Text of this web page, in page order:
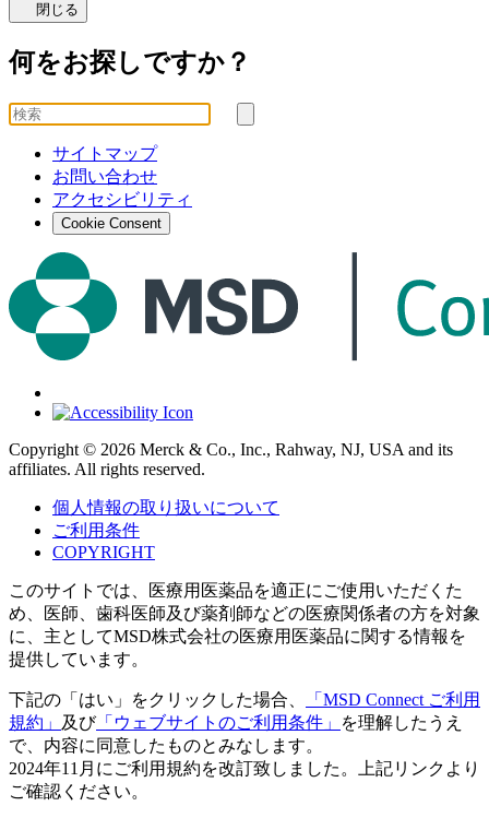
閉じる
何をお探しですか？
を
検
サイトマップ
お問い合わせ
アクセシビリティ
Cookie Consent
Copyright © 2026 Merck & Co., Inc., Rahway, NJ, USA and its
affiliates. All rights reserved.
個人情報の取り扱いについて
ご利用条件
COPYRIGHT
このサイトでは、医療用医薬品を適正にご使用いただくた
め、医師、歯科医師及び薬剤師などの医療関係者の方を対象
に、主としてMSD株式会社の医療用医薬品に関する情報を
提供しています。
下記の「はい」をクリックした場合、
「MSD Connect ご利用
規約」
及び「ウェブサイトのご利用条件」
を理解したうえ
で、内容に同意したものとみなします。
2024年11月にご利用規約を改訂致しました。上記リンクより
ご確認ください。